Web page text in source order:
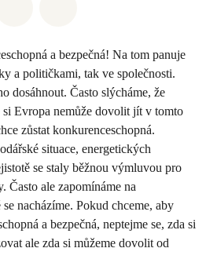
a bezpečná! Na tom panuje
a političkami, tak ve společnosti.
dosáhnout. Často slýcháme, že
si Evropa nemůže dovolit jít v tomto
zůstat konkurenceschopná.
situace, energetických
se staly běžnou výmluvou pro
ale zapomínáme na
nacházíme. Pokud chceme, aby
a bezpečná, neptejme se, zda si
ale zda si můžeme dovolit od